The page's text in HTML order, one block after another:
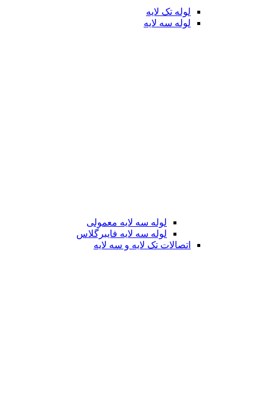
لوله تک لایه
لوله سه لایه
لوله سه لایه معمولی
لوله سه لایه فایبرگلاس
اتصالات تک لایه و سه لایه